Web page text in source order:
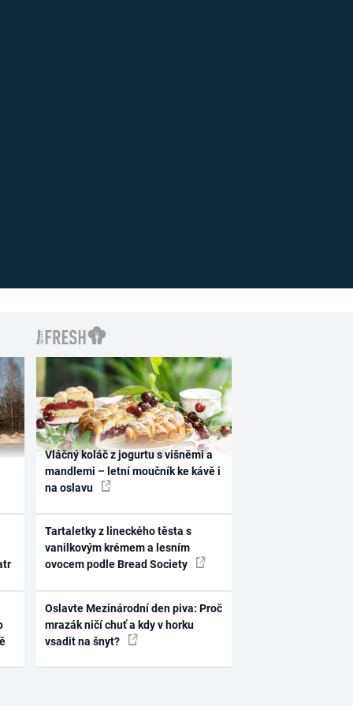
Vláčný koláč z jogurtu s višněmi a
mandlemi – letní moučník ke kávě i
na oslavu
Tartaletky z lineckého těsta s
vanilkovým krémem a lesním
ovocem podle Bread Society
Oslavte Mezinárodní den piva: Proč
mrazák ničí chuť a kdy v horku
vsadit na šnyt?